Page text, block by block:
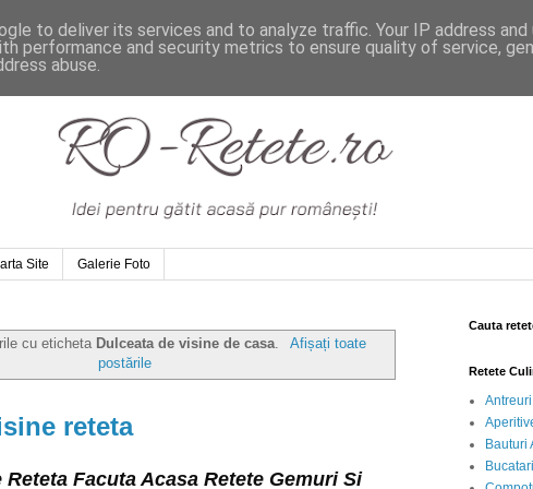
Site Galerie Foto
cu eticheta Dulceata de visine de casa.
Afișați toate
postările
reteta
Facuta Acasa Retete Gemuri Si
Cauta
Retete
Bauturi
to deliver its services and to analyze traffic. Your IP address and
performance and security metrics to ensure quality of service,
abuse.